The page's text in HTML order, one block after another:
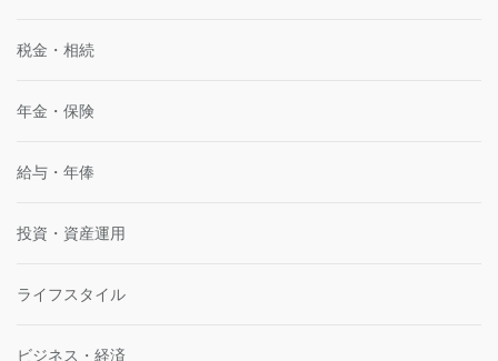
税金・相続
年金・保険
給与・年俸
投資・資産運用
ライフスタイル
ビジネス・経済